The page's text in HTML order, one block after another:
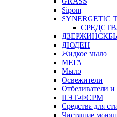
Sipom
SYNERGETIC
ДЮДЕН
Жидкое мыло
МЕГА
Мыло
Освежители
Отбеливатели
ПЭТ-ФОРМ
Средства для
Чистящие